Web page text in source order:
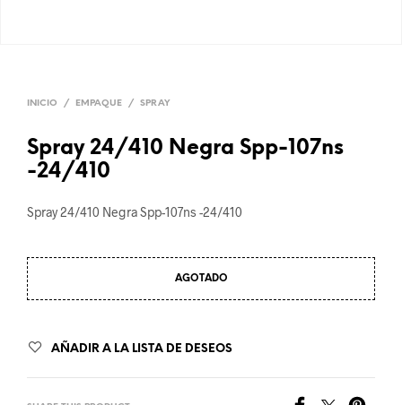
INICIO / EMPAQUE / SPRAY
Spray 24/410 Negra Spp-107ns
-24/410
Spray 24/410 Negra Spp-107ns -24/410
AGOTADO
AÑADIR A LA LISTA DE DESEOS